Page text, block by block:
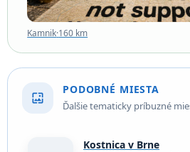
Kamnik·160 km
wallpaper
PODOBNÉ MIESTA
Ďalšie tematicky príbuzné
Kostnica v Brne